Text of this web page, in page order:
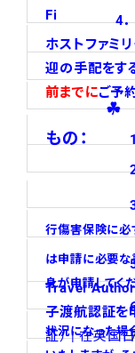
Fi
4． ロンド
ホストファミ
迎の手配をす
前までにご予
☘ 現
もの：
1．往復
2．小
3．海外
行傷害保険に必
4．査
は申請に必要な
身が申請してく
Travel
子渡航認証を
証） | 在英国
6．延
状況になった場